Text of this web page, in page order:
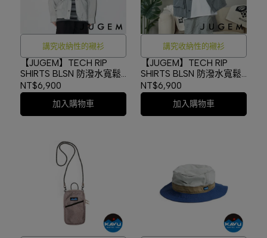
講究收納性的襯衫
【JUGEM】TECH RIP
SHIRTS BLSN 防潑水寬鬆
多口袋襯衫 LT GRAY
#4F130030124
NT$6,900
加入購物車
講究收納性的襯衫
【JUGEM】TECH RIP
SHIRTS BLSN 防潑水寬鬆
多口袋襯衫 GRAY
#4F130030124
NT$6,900
加入購物車